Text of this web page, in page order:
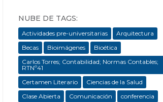
NUBE DE TAGS:
Actividades pre-universitarias
Arquitectura
Becas
Bioimágenes
Bioética
Carlos Torres; Contabilidad; Normas Contables;
RTNº41
Certamen Literario
Ciencias de la Salud
Clase Abierta
Comunicación
conferencia